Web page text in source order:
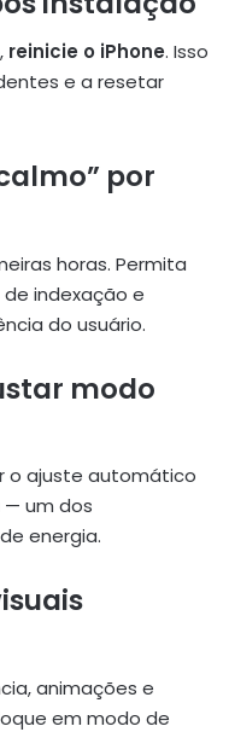
reinicie o iPhone. Isso
e a resetar
por
horas. Permita
indexação e
do usuário.
modo
o ajuste automático
— um dos
energia.
animações e
em modo de